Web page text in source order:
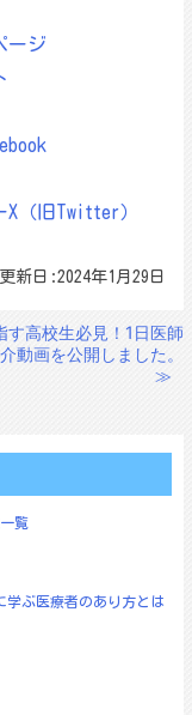
ージ
（旧Twitter）
新日:2024年1月29日
す高校生必見！1日医師
動画を公開しました。
≫
覧
学ぶ医療者のあり方とは